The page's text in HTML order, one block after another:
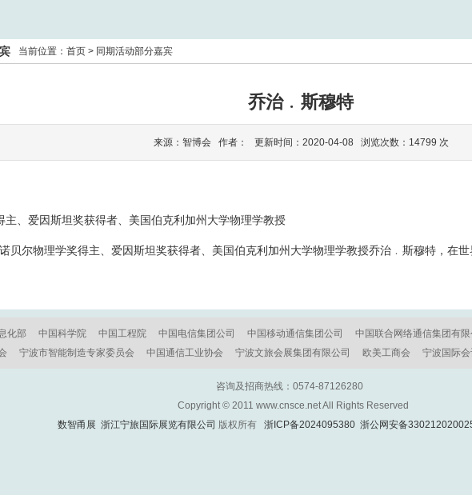
当前位置： 首页> 同期活动部分嘉宾
乔治﹒斯穆特
来源：智博会 作者： 更新时间：2020-04-08 浏览次数：14799 次
主、爱因斯坦奖获得者、美国伯克利加州大学物理学教授
贝尔物理学奖得主、爱因斯坦奖获得者、美国伯克利加州大学物理学教授乔治﹒斯穆特，在
化部 中国科学院 中国工程院 中国电信集团公司 中国移动通信集团公司
中国联合网络通信集团有
宁波市智能制造专家委员会 中国通信工业协会 宁波文旅会展集团有限公司 欧美工商会 宁波国际
咨询及招商热线：0574-87126280
Copyright © 2011 www.cnsce.net All Rights Reserved
数智甬展 浙江宁旅国际展览有限公司 版权所有 浙ICP备2024095380 浙公网安备